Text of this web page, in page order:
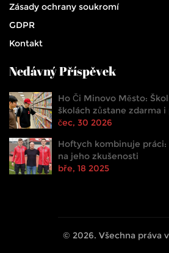
Zásady ochrany soukromí
GDPR
Kontakt
Nedávný Příspěvek
Ho Či Minovo Město:
školách zůstane zdarma
čec, 30 2026
Hoftych kombinuje
na jeho zkušenosti
bře, 18 2025
© 2026. Všechna práva